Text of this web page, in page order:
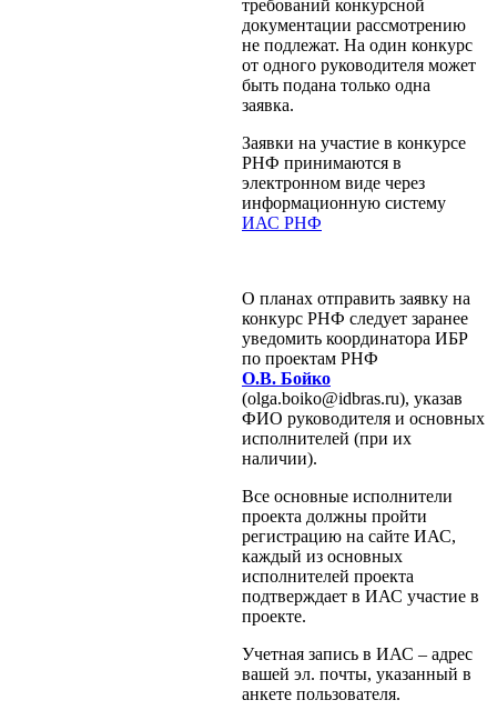
требований конкурсной
документации рассмотрению
не подлежат. На один конкурс
от одного руководителя может
быть подана только одна
заявка.
Заявки на участие в конкурсе
РНФ принимаются в
электронном виде через
информационную систему
ИАС РНФ
О планах отправить заявку на
конкурс РНФ следует заранее
уведомить координатора ИБР
по проектам РНФ
О.В. Бойко
(olga.boiko@idbras.ru), указав
ФИО руководителя и основных
исполнителей (при их
наличии).
Все основные исполнители
проекта должны пройти
регистрацию на сайте ИАС,
каждый из основных
исполнителей проекта
подтверждает в ИАС участие в
проекте.
Учетная запись в ИАС – адрес
вашей эл. почты, указанный в
анкете пользователя.